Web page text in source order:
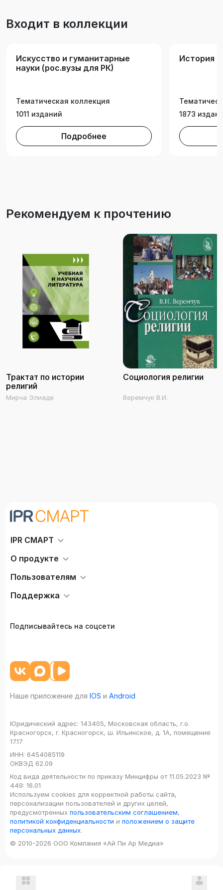
«История и Иностранный язык (английский)»;
Входит в коллекции
Искусство и гуманитарные
науки (рос.вузы для РК)
Тематическая коллекция
1011 изданий
Подробнее
История
1873
Рекомендуем к прочтению
Трактат по истории
религий
Мирча Элиаде
Социология религии
Веремчук В.И.
IPR СМАРТ
О продукте
Пользователям
Поддержка
Подписывайтесь на соцсети
Наше приложение для IOS и Android
Юридический адрес: 143405, Московская область, г.о.
Красногорск, г. Красногорск, ш. Ильинское, д. 1А, помещение
17.17
ИНН: 6454085119
ОКВЭД 62.09
Код вида деятельности по приказу Минцифры от 11.05.2023 №
449: 16.01
Используем cookies для корректной работы сайта,
персонализации пользователей и других целей,
предусмотренных пользовательским соглашением,
политикой конфиденциальности и положением о защите
персональных данных.
© 2010-2026 ООО Компания «Ай Пи Ар Медиа»